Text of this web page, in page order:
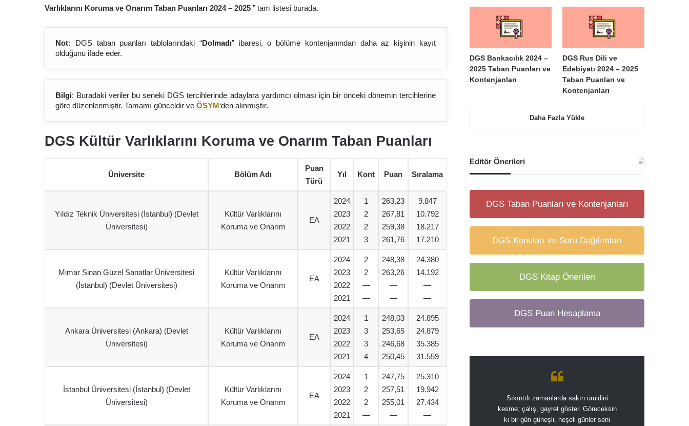
Varlıklarını Koruma ve Onarım Taban Puanları 2024 – 2025 ” tam listesi burada.
Not: DGS taban puanları tablolarındaki “Dolmadı” ibaresi, o bölüme kontenjanından daha az kişinin kayıt
olduğunu ifade eder.
Bilgi: Buradaki veriler bu seneki DGS tercihlerinde adaylara yardımcı olması için bir önceki dönemin tercihlerine
göre düzenlenmiştir. Tamamı günceldir ve ÖSYM‘den alınmıştır.
DGS Kültür Varlıklarını Koruma ve Onarım Taban Puanları
Üniversite Bölüm Adı
Puan
Türü
Yıl Kont Puan Sıralama
Yıldız Teknik Üniversitesi (İstanbul) (Devlet
Üniversitesi)
Kültür Varlıklarını
Koruma ve Onarım
EA
2024
2023
2022
2021
1
2
2
3
263,23
267,81
259,38
261,76
9.847
10.792
18.217
17.210
Mimar Sinan Güzel Sanatlar Üniversitesi
(İstanbul) (Devlet Üniversitesi)
Kültür Varlıklarını
Koruma ve Onarım
EA
2024
2023
2022
2021
2
2
—
—
248,38
263,26
—
—
24.380
14.192
—
—
Ankara Üniversitesi (Ankara) (Devlet
Üniversitesi)
Kültür Varlıklarını
Koruma ve Onarım
EA
2024
2023
2022
2021
1
3
3
4
248,03
253,65
246,68
250,45
24.895
24.879
35.385
31.559
İstanbul Üniversitesi (İstanbul) (Devlet
Üniversitesi)
Kültür Varlıklarını
Koruma ve Onarım
EA
2024
2023
2022
2021
1
2
2
—
247,75
257,51
255,01
—
25.310
19.942
27.434
—
DGS Bankacılık 2024 –
2025 Taban Puanları ve
Kontenjanları
DGS Rus Dili ve
Edebiyatı 2024 – 2025
Taban Puanları ve
Kontenjanları
Daha Fazla Yükle
Editör Önerileri
DGS Taban Puanları ve Kontenjanları
DGS Konuları ve Soru Dağılımları
DGS Kitap Önerileri
DGS Puan Hesaplama
Sıkıntılı zamanlarda sakın ümidini
kesme; çalış, gayret göster. Göreceksin
ki bir gün güneşli, neşeli günler seni